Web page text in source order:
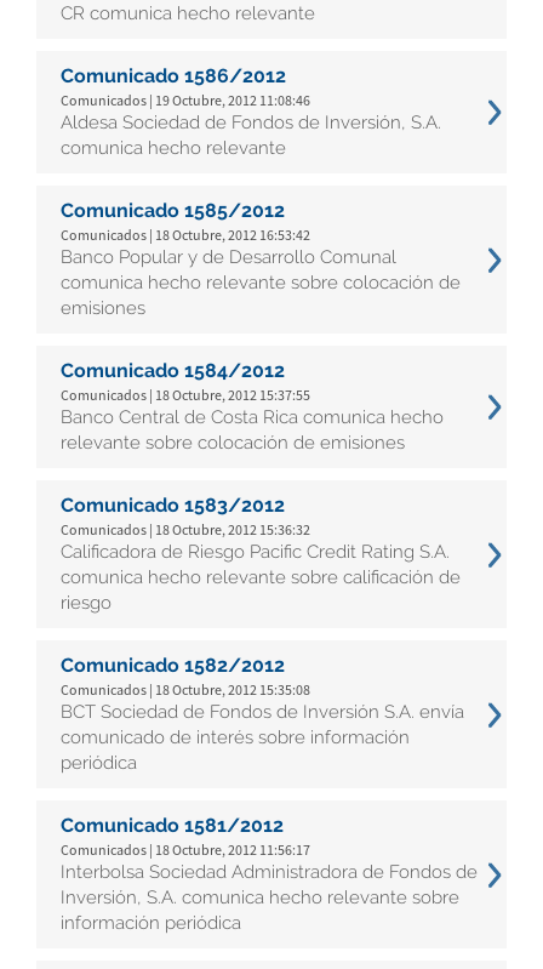
CR comunica hecho relevante
Comunicado 1586/2012
Comunicados | 19 Octubre, 2012 11:08:46
Aldesa Sociedad de Fondos de Inversión, S.A.
comunica hecho relevante
Comunicado 1585/2012
Comunicados | 18 Octubre, 2012 16:53:42
Banco Popular y de Desarrollo Comunal
comunica hecho relevante sobre colocación de
emisiones
Comunicado 1584/2012
Comunicados | 18 Octubre, 2012 15:37:55
Banco Central de Costa Rica comunica hecho
relevante sobre colocación de emisiones
Comunicado 1583/2012
Comunicados | 18 Octubre, 2012 15:36:32
Calificadora de Riesgo Pacific Credit Rating S.A.
comunica hecho relevante sobre calificación de
riesgo
Comunicado 1582/2012
Comunicados | 18 Octubre, 2012 15:35:08
BCT Sociedad de Fondos de Inversión S.A. envía
comunicado de interés sobre información
periódica
Comunicado 1581/2012
Comunicados | 18 Octubre, 2012 11:56:17
Interbolsa Sociedad Administradora de Fondos de
Inversión, S.A. comunica hecho relevante sobre
información periódica